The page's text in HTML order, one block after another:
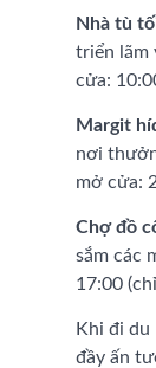
Nhà tù
triển lãm
cửa:
Margit
nơi
mở cửa:
Chợ đồ
sắm các
17:00
Khi đi du
đầy ấn